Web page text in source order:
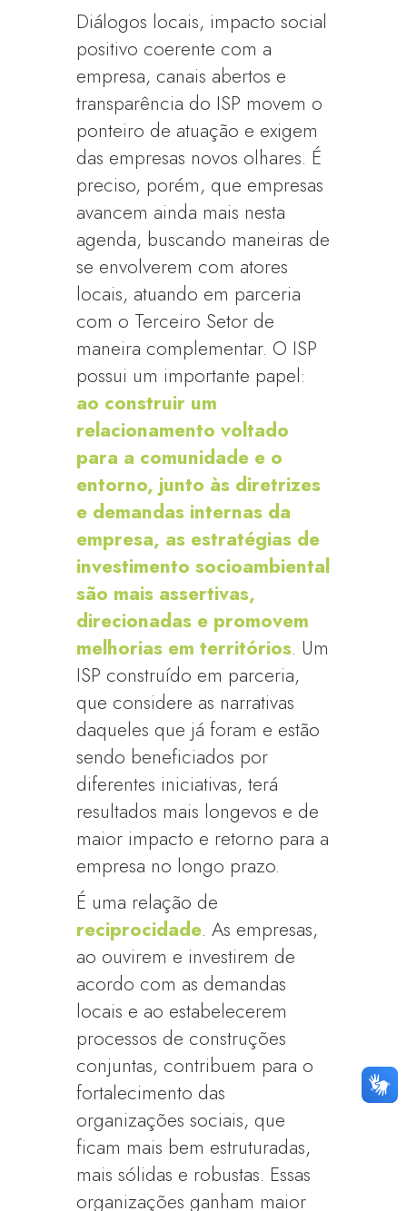
Diálogos locais, impacto social
positivo coerente com a
empresa, canais abertos e
transparência do ISP movem o
ponteiro de atuação e exigem
das empresas novos olhares. É
preciso, porém, que empresas
avancem ainda mais nesta
agenda, buscando maneiras de
se envolverem com atores
locais, atuando em parceria
com o Terceiro Setor de
maneira complementar. O ISP
possui um importante papel:
ao construir um
relacionamento voltado
para a comunidade e o
entorno, junto às diretrizes
e demandas internas da
empresa, as estratégias de
investimento socioambiental
são mais assertivas,
direcionadas e promovem
melhorias em territórios. Um
ISP construído em parceria,
que considere as narrativas
daqueles que já foram e estão
sendo beneficiados por
diferentes iniciativas, terá
resultados mais longevos e de
maior impacto e retorno para a
empresa no longo prazo.
É uma relação de
reciprocidade. As empresas,
ao ouvirem e investirem de
acordo com as demandas
locais e ao estabelecerem
processos de construções
conjuntas, contribuem para o
fortalecimento das
organizações sociais, que
ficam mais bem estruturadas,
mais sólidas e robustas. Essas
organizações ganham maior